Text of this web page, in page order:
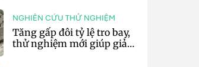
NGHIÊN CỨU THỬ NGHIỆM
Tăng gấp đôi tỷ lệ tro bay,
thử nghiệm mới giúp giảm